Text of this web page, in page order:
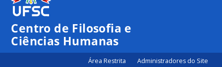
Centro de Filosofia e
Ciências Humanas
Área Restrita Administradores do Site